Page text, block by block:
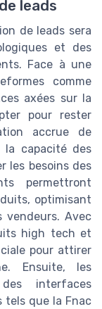
leads
de leads sera
et des
Face à une
comme
axées sur la
pour rester
accrue de
la capacité des
les besoins des
permettront
optimisant
vendeurs. Avec
high tech et
pour attirer
Ensuite, les
interfaces
tels que la Fnac